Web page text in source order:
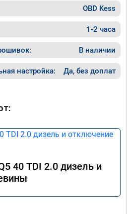
OBD Kess
1-2 часа
В наличии
настройка: Да, без доплат
40 TDI 2.0 дизель и